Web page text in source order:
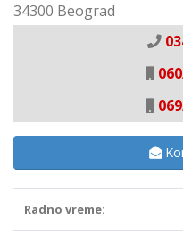
34300 Beograd
Radno vreme: